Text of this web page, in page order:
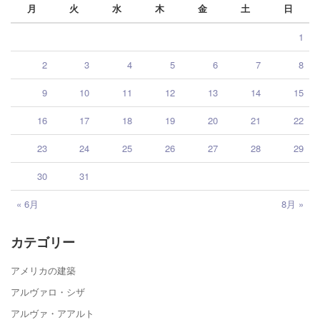
月
火 水 木 金 土 日
« 6月 8月 »
1
2 3 4 5 6 7 8
9 10 11 12 13 14 15
16 17 18 19 20 21 22
23 24 25 26 27 28 29
30 31
カテゴリー
アメリカの建築
アルヴァロ・シザ
アルヴァ・アアルト